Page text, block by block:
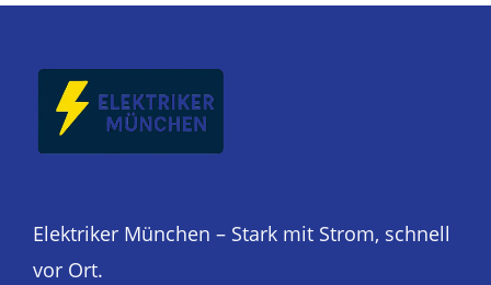
Elektriker München – Stark mit Strom, schnell
vor Ort.